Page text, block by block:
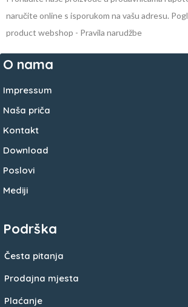
naručite online s isporukom na vašu adresu.
product webshop - Pravila narudžbe
O nama
Impressum
Naša priča
Kontakt
Download
Poslovi
Mediji
Podrška
Česta pitanja
Prodajna mjesta
Plaćanje